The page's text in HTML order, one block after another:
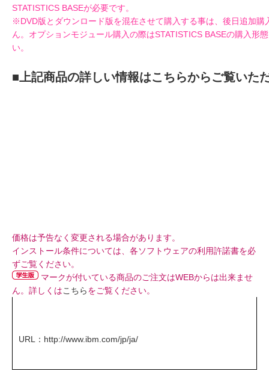
STATISTICS BASEが必要です。
※DVD版とダウンロード版を混在させて購入する事は、後日追加購
ん。オプションモジュール購入の際はSTATISTICS BASEの購入形
い。
■上記商品の詳しい情報はこちらからご覧いた
価格は予告なく変更される場合があります。
インストール条件については、各ソフトウェアの利用許諾書を必
ずご覧ください。
マークが付いている商品のご注文はWEBからは出来ませ
ん。詳しくはこちらをご覧ください。
URL： http://www.ibm.com/jp/ja/